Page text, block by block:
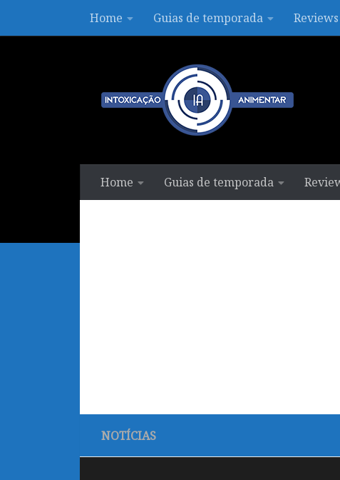
Skip to contentHome Guias de temporada Reviews
Home Guias de temporada
NOTÍCIAS